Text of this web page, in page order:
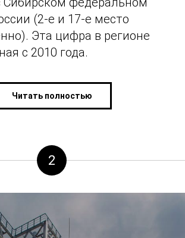
(2-е и 17-е место
Эта цифра в регионе
с 2010 года.
Читать полностью
2